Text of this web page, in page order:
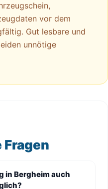
vor dem
Gut lesbare und
unnötige
in Bergheim auch